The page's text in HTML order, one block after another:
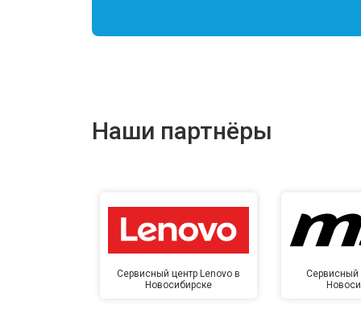
Наши партнёры
Сервисный центр Lenovo в
Новосибирске
Сервисный